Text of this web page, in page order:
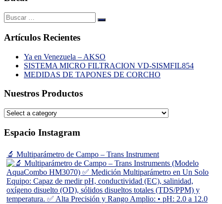
Artículos Recientes
Ya en Venezuela – AKSO
SISTEMA MICRO FILTRACION VD-SISMFIL854
MEDIDAS DE TAPONES DE CORCHO
Nuestros Productos
Espacio Instagram
🔬 Multiparámetro de Campo – Trans Instrument